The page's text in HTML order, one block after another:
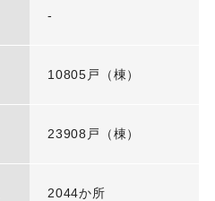
-
10805戸（棟）
23908戸（棟）
2044か所